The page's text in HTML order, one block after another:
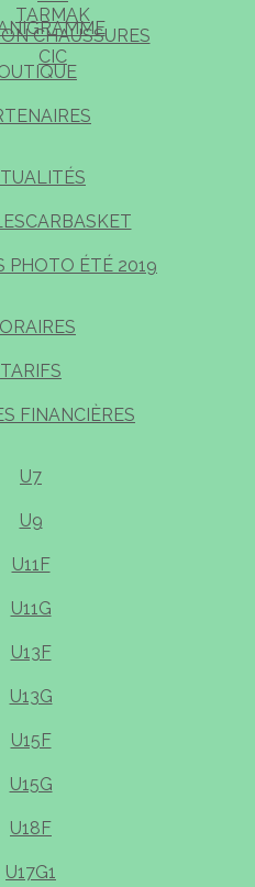
TARMAK
CHAUSSURES
CIC
PHOTO ÉTÉ 2019
TARIFS
FINANCIÈRES
U7
U9
U11F
U11G
U13F
U13G
U15F
U15G
U18F
U17G1